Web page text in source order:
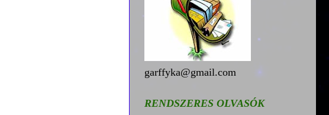
garffyka@gmail.com
RENDSZERES OLVASÓK